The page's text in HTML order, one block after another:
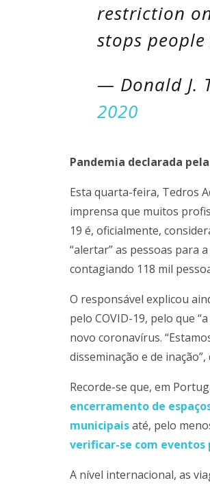
restriction
stops
— Donald J.
2020
Pandemia declarada pela
Esta quarta-feira, Tedros
imprensa que muitos
19 é, oficialmente,
“alertar” as pessoas para
contagiando 118 mil
O responsável explicou
pelo COVID-19, pelo que
novo coronavírus.
disseminação e de
Recorde-se que, em
encerramento de
municipaisaté, pelo
verificar-se com eventos
A nível internacional, as